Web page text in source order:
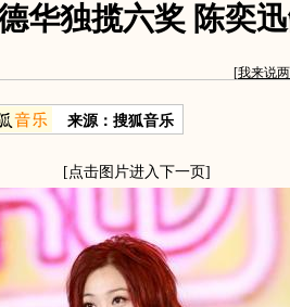
华独揽六奖 陈奕
[我来说
来源：搜狐音乐
[点击图片进入下一页]